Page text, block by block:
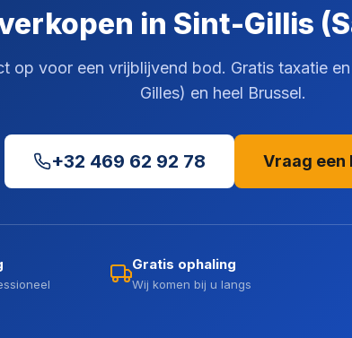
in Sint-Gillis
op voor een vrijblijvend bod. Gratis taxatie
Gilles) en heel Brussel.
+32 469 62 92 78 Vraag een
Gratis ophaling
Wij komen bij u langs